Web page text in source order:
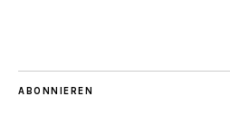
ABONNIEREN